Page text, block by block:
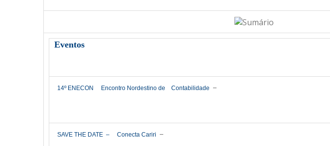
Eventos
14º ENECON Encontro Nordestino de Contabilidade –
SAVE THE DATE – Conecta Cariri –